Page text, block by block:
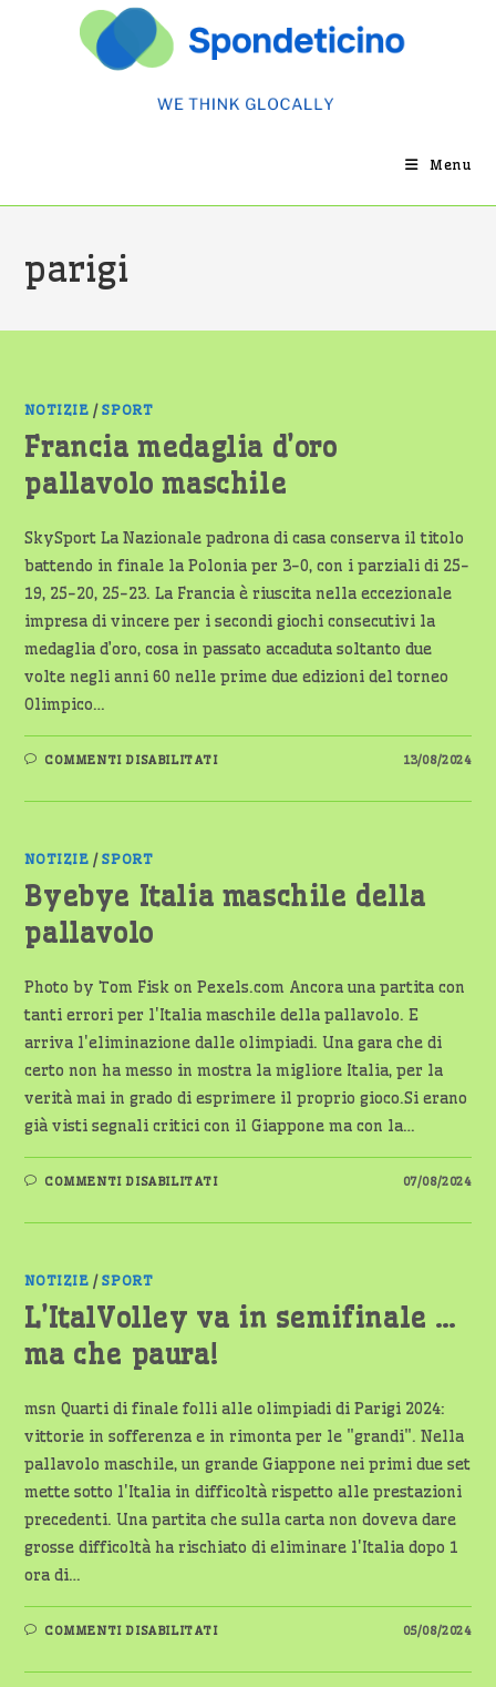
Menu
parigi
NOTIZIE /SPORT
Francia medaglia d’oro
pallavolo maschile
SkySport La Nazionale padrona di casa conserva il titolo
battendo in finale la Polonia per 3-0, con i parziali di 25-
19, 25-20, 25-23. La Francia è riuscita nella eccezionale
impresa di vincere per i secondi giochi consecutivi la
medaglia d’oro, cosa in passato accaduta soltanto due
volte negli anni 60 nelle prime due edizioni del torneo
Olimpico…
COMMENTI DISABILITATISU
D’ORO
13/08/2024
NOTIZIE /SPORT
Byebye Italia maschile della
pallavolo
Photo by Tom Fisk on Pexels.com Ancora una partita con
tanti errori per l'Italia maschile della pallavolo. E
arriva l'eliminazione dalle olimpiadi. Una gara che di
certo non ha messo in mostra la migliore Italia, per la
verità mai in grado di esprimere il proprio gioco.Si erano
già visti segnali critici con il Giappone ma con la…
COMMENTI DISABILITATISU
MASCHILE
07/08/2024
NOTIZIE /SPORT
L’ItalVolley va in semifinale …
ma che paura!
msn Quarti di finale folli alle olimpiadi di Parigi 2024:
vittorie in sofferenza e in rimonta per le "grandi". Nella
pallavolo maschile, un grande Giappone nei primi due set
mette sotto l'Italia in difficoltà rispetto alle prestazioni
precedenti. Una partita che sulla carta non doveva dare
grosse difficoltà ha rischiato di eliminare l'Italia dopo 1
ora di…
COMMENTI DISABILITATISU
IN
05/08/2024